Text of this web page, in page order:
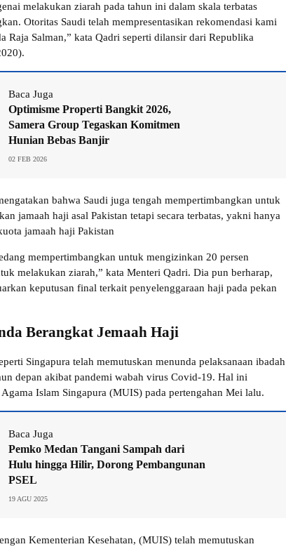
melakukan ziarah pada tahun ini dalam skala terbatas
Otoritas Saudi telah mempresentasikan rekomendasi kami
Raja Salman,” kata Qadri seperti dilansir dari Republika
Baca Juga
Optimisme Properti Bangkit 2026,
Samera Group Tegaskan Komitmen
Hunian Bebas Banjir
02 FEB 2026
bahwa Saudi juga tengah mempertimbangkan untuk
jamaah haji asal Pakistan tetapi secara terbatas, yakni hanya
jamaah haji Pakistan
mempertimbangkan untuk mengizinkan 20 persen
melakukan ziarah,” kata Menteri Qadri. Dia pun berharap,
keputusan final terkait penyelenggaraan haji pada pekan
Berangkat Jemaah Haji
Singapura telah memutuskan menunda pelaksanaan ibadah
depan akibat pandemi wabah virus Covid-19. Hal ini
Islam Singapura (MUIS) pada pertengahan Mei lalu.
Baca Juga
Pemko Medan Tangani Sampah dari
Hulu hingga Hilir, Dorong Pembangunan
PSEL
19 AGU 2025
Kementerian Kesehatan, (MUIS) telah memutuskan